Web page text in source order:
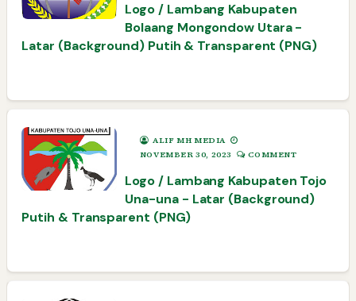
Logo / Lambang Kabupaten
Bolaang Mongondow Utara -
Latar (Background) Putih & Transparent (PNG)
ALIF MH MEDIA
NOVEMBER 30, 2023
COMMENT
Logo / Lambang Kabupaten Tojo
Una-una - Latar (Background)
Putih & Transparent (PNG)